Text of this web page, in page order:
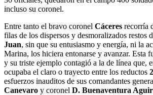
incluso su coronel.
Entre tanto el bravo coronel Cáceres recorría
filas de los dispersos y desmoralizados restos
Juan, sin que su entusiasmo y energía, ni la
Marina, los hiciera entonarse y avanzar. Esta
y su triste ejemplo contagió a la de línea que,
ocupaba el claro o trayecto entre los reductos 2
esfuerzos inauditos de sus comandantes
Canevaro y coronel D. Buenaventura